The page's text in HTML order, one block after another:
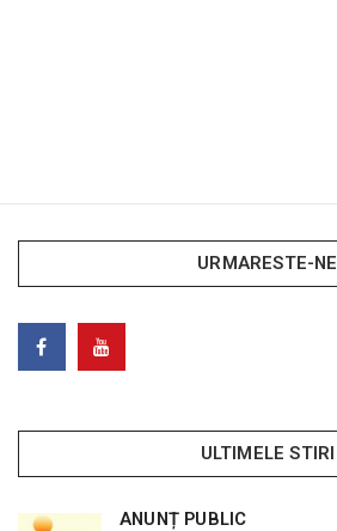
URMARESTE-NE
ULTIMELE STIRI
ANUNȚ PUBLIC